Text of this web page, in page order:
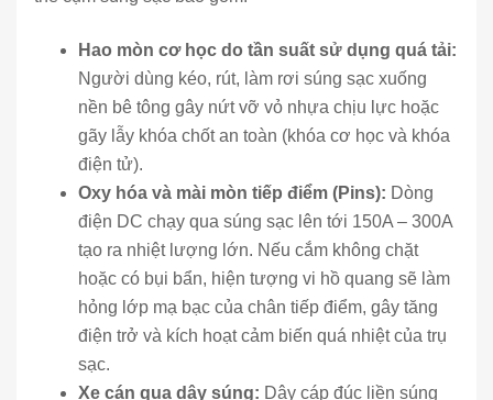
Hao mòn cơ học do tần suất sử dụng quá tải:
Người dùng kéo, rút, làm rơi súng sạc xuống
nền bê tông gây nứt vỡ vỏ nhựa chịu lực hoặc
gãy lẫy khóa chốt an toàn (khóa cơ học và khóa
điện tử).
Oxy hóa và mài mòn tiếp điểm (Pins): Dòng
điện DC chạy qua súng sạc lên tới 150A – 300A
tạo ra nhiệt lượng lớn. Nếu cắm không chặt
hoặc có bụi bẩn, hiện tượng vi hồ quang sẽ làm
hỏng lớp mạ bạc của chân tiếp điểm, gây tăng
điện trở và kích hoạt cảm biến quá nhiệt của trụ
sạc.
Xe cán qua dây súng: Dây cáp đúc liền súng